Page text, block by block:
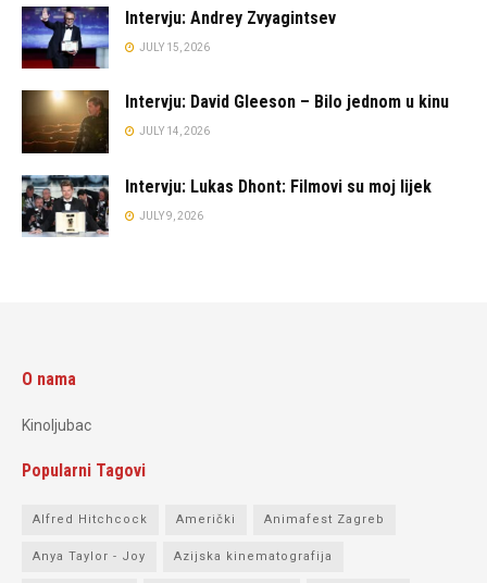
Intervju: Andrey Zvyagintsev
JULY 15, 2026
Intervju: David Gleeson – Bilo jednom u kinu
JULY 14, 2026
Intervju: Lukas Dhont: Filmovi su moj lijek
JULY 9, 2026
O nama
Kinoljubac
Popularni Tagovi
Alfred Hitchcock Američki Animafest Zagreb
Anya Taylor - Joy Azijska kinematografija